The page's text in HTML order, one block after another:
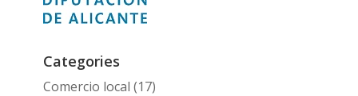
Categories
Comercio local (17)